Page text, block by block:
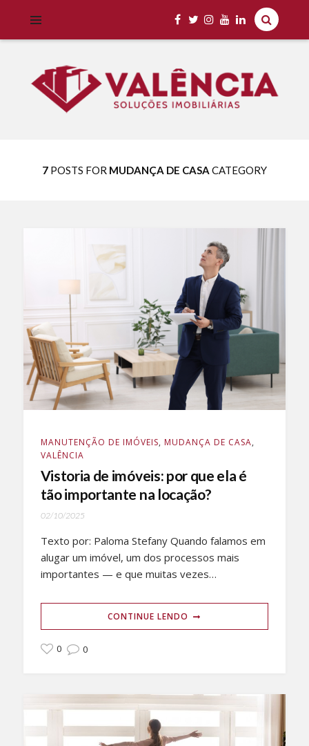
7 POSTS FOR MUDANÇA DE CASA CATEGORY
MANUTENÇÃO DE IMÓVEIS, MUDANÇA DE CASA,
VALÊNCIA
Vistoria de imóveis: por que ela é
tão importante na locação?
02/10/2025
Texto por: Paloma Stefany Quando falamos em
alugar um imóvel, um dos processos mais
importantes — e que muitas vezes…
CONTINUE LENDO
0 0